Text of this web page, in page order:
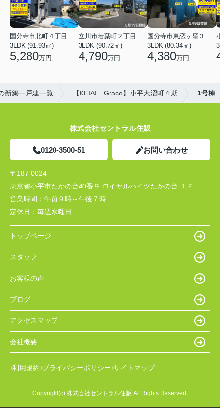
国分寺市北町４丁目
3LDK (91.93㎡)
5,280万円
立川市若葉町２丁目
3LDK (90.72㎡)
4,790万円
3LDK (80.34㎡)
4,380万円
新築一戸建一覧 【KEIAI Grace】小平大沼町４期 1号棟
株式会社セントラル住販
0120-3500-51 お問い合わせ
〒187-0024
東京都小平市たかの台40番９ ロイヤルハイツたかの台 １Ｆ
営業時間： 午前９時～午後７時
定休日： 毎週水曜日
トップページ
スタッフ
お客様の声
ブログ
アクセスマップ
会社概要
利用規約 プライバシーポリシー サイトマップ
Copyright(c) 株式会社セントラル住販 All Rights Reserved.